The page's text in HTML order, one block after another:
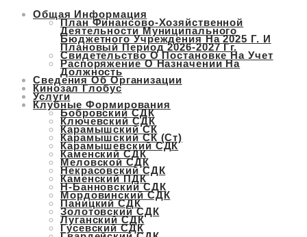
Перейти
содержимому
Общая Информация
План Финансово-Хозяйственной
Деятельности Муниципального
Бюджетного Учреждения На 2025 Г. И
Плановый Период 2026-2027 Гг.
Свидетельство О Постановке На Учет
Распоряжение О Назначении На
Должность
Сведения Об Организации
Кинозал Глобус
Услуги
Клубные Формирования
Бобровский СДК
Ключевский СДК
Карамышский СК
Карамышский СК (ст)
Карамышевский СДК
Каменский СДК
Меловской СДК
Некрасовский СДК
Каменский ПДК
Н-Банновский СДК
Мордовинский СДК
Паницкий СДК
Золотовский СДК
Луганский СДК
Гусевский СДК